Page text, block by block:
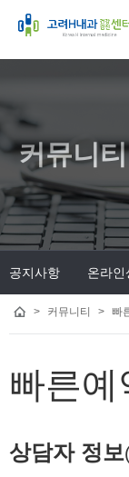
커뮤니티
공지사항 온라인
> 커뮤니티 > 빠
빠른예
상담자 정보